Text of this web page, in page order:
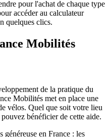
pour l'achat de chaque type
accéder au calculateur
quelques clics.
Mobilités
de la pratique du
Mobilités met en place une
vélos. Quel que soit votre lieu
bénéficier de cette aide.
généreuse en France : les